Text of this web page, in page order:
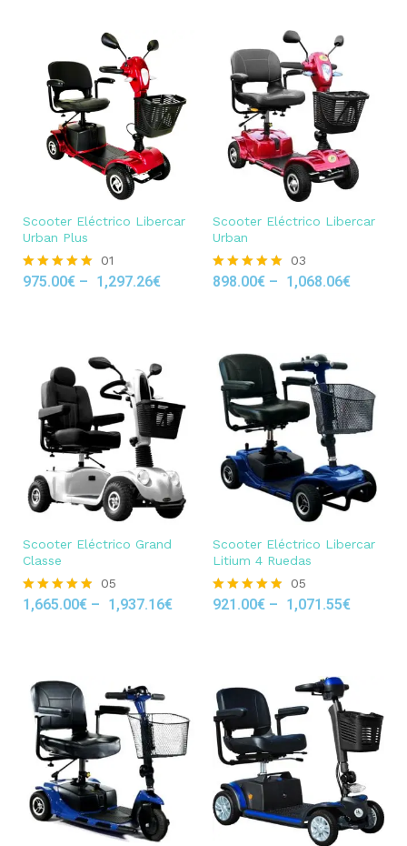
Scooter Eléctrico Libercar
Urban Plus
Rated
01
975.00€ – 1,297.26€
Scooter Eléctrico Libercar
Urban
Rated
03
898.00€ – 1,068.06€
Scooter Eléctrico Grand
Classe
Rated
05
1,665.00€ – 1,937.16€
Scooter Eléctrico Libercar
Litium 4 Ruedas
Rated
05
921.00€ – 1,071.55€